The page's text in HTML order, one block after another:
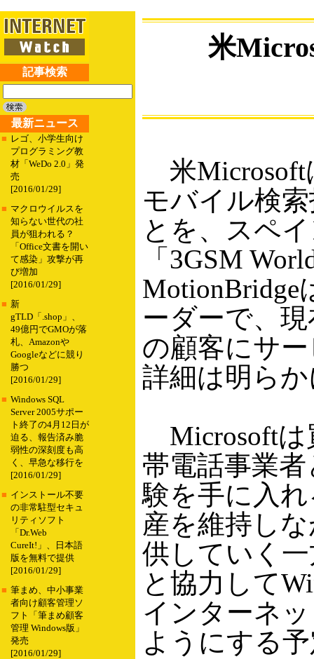
記事検索
最新ニュース
■ レゴ、小学生向け
プログラミング教
材「WeDo 2.0」発
売
[2016/01/29]
■ マクロウイルスを
知らない世代の社
員が狙われる？
「Office文書を開い
て感染」攻撃が再
び増加
[2016/01/29]
■ 新
gTLD「.shop」、
49億円でGMOが落
札、Amazonや
Googleなどに競り
勝つ
[2016/01/29]
■ Windows SQL
Server 2005サポー
ト終了の4月12日が
迫る、報告済み脆
弱性の深刻度も高
く、早急な移行を
[2016/01/29]
■ インストール不要
の非常駐型セキュ
リティソフト
「Dr.Web
CureIt!」、日本語
版を無料で提供
[2016/01/29]
■ 筆まめ、中小事業
者向け顧客管理ソ
フト「筆まめ顧客
管理 Windows版」
発売
[2016/01/29]
米
米Microsoft
モバイル検
とを、スペ
「3GSM
MotionBridge
ーダーで、
の顧客にサ
詳細は明ら
Microsoftは
帯電話事業
験を手に入
産を維持し
供していく
と協力して
インターネ
ようにする